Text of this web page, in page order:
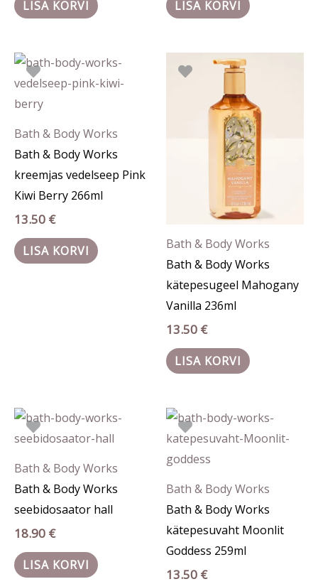
LISA KORVI LISA KORVI
Bath & Body Works
Bath & Body Works
kreemjas vedelseep Pink
Kiwi Berry 266ml
13.50 €
LISA KORVI
Bath & Body Works
Bath & Body Works
kätepesugeel Mahogany
Vanilla 236ml
13.50 €
LISA KORVI
Bath & Body Works
Bath & Body Works
seebidosaator hall
18.90 €
LISA KORVI
Bath & Body Works
Bath & Body Works
kätepesuvaht Moonlit
Goddess 259ml
13.50 €